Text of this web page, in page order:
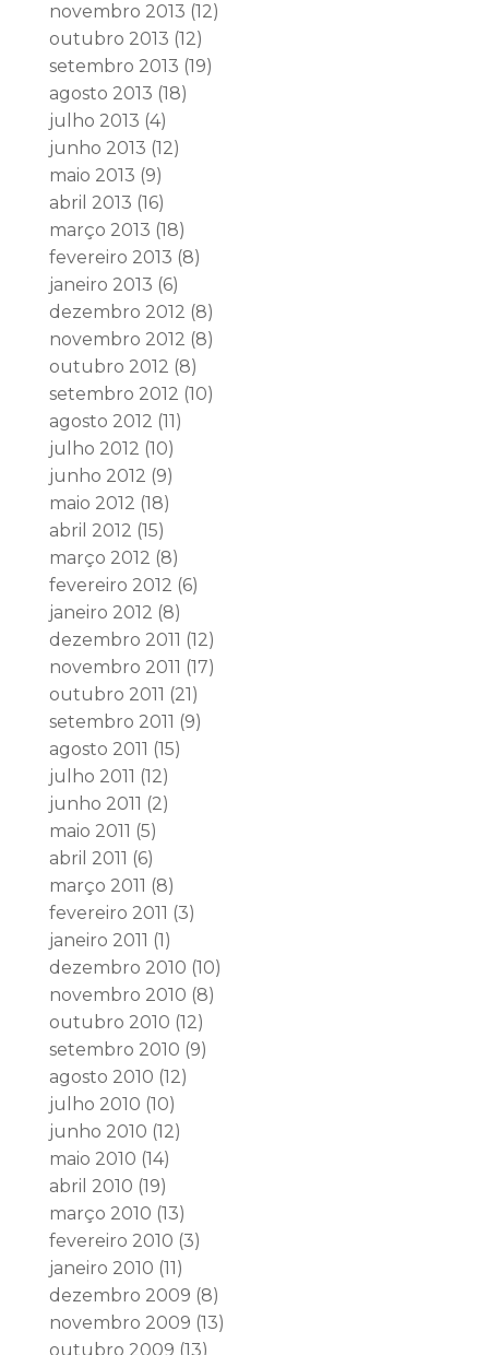
novembro 2013 (12)
outubro 2013 (12)
setembro 2013 (19)
agosto 2013 (18)
julho 2013 (4)
junho 2013 (12)
maio 2013 (9)
abril 2013 (16)
março 2013 (18)
fevereiro 2013 (8)
janeiro 2013 (6)
dezembro 2012 (8)
novembro 2012 (8)
outubro 2012 (8)
setembro 2012 (10)
agosto 2012 (11)
julho 2012 (10)
junho 2012 (9)
maio 2012 (18)
abril 2012 (15)
março 2012 (8)
fevereiro 2012 (6)
janeiro 2012 (8)
dezembro 2011 (12)
novembro 2011 (17)
outubro 2011 (21)
setembro 2011 (9)
agosto 2011 (15)
julho 2011 (12)
junho 2011 (2)
maio 2011 (5)
abril 2011 (6)
março 2011 (8)
fevereiro 2011 (3)
janeiro 2011 (1)
dezembro 2010 (10)
novembro 2010 (8)
outubro 2010 (12)
setembro 2010 (9)
agosto 2010 (12)
julho 2010 (10)
junho 2010 (12)
maio 2010 (14)
abril 2010 (19)
março 2010 (13)
fevereiro 2010 (3)
janeiro 2010 (11)
dezembro 2009 (8)
novembro 2009 (13)
outubro 2009 (13)